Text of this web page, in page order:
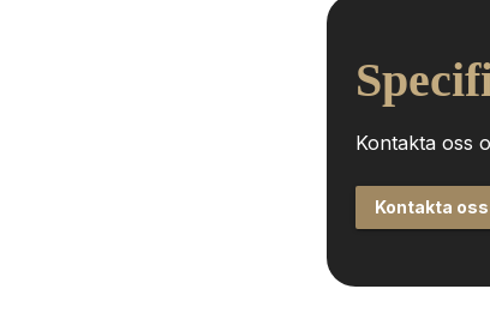
Kontakta oss
Kontakta oss